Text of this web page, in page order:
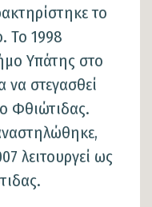
το
Το 1998
Υπάτης στο
να στεγασθεί
Φθιώτιδας.
λειτουργεί ως